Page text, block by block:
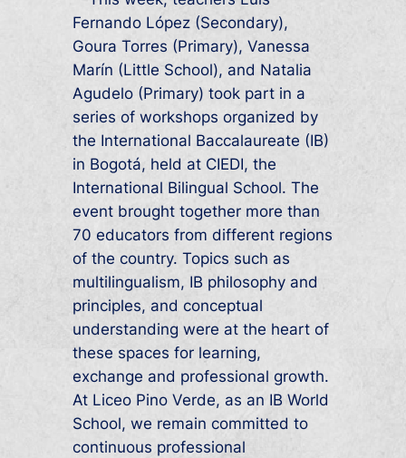
Fernando López (Secondary),
Goura Torres (Primary), Vanessa
Marín (Little School), and Natalia
Agudelo (Primary) took part in a
series of workshops organized by
the International Baccalaureate (IB)
in Bogotá, held at CIEDI, the
International Bilingual School. The
event brought together more than
70 educators from different regions
of the country. Topics such as
multilingualism, IB philosophy and
principles, and conceptual
understanding were at the heart of
these spaces for learning,
exchange and professional growth.
At Liceo Pino Verde, as an IB World
School, we remain committed to
continuous professional